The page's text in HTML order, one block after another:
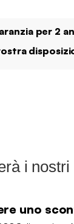
per 2
i nostri
uno